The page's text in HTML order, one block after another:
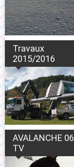
Travaux
2015/2016
AVALANCHE 06
TV